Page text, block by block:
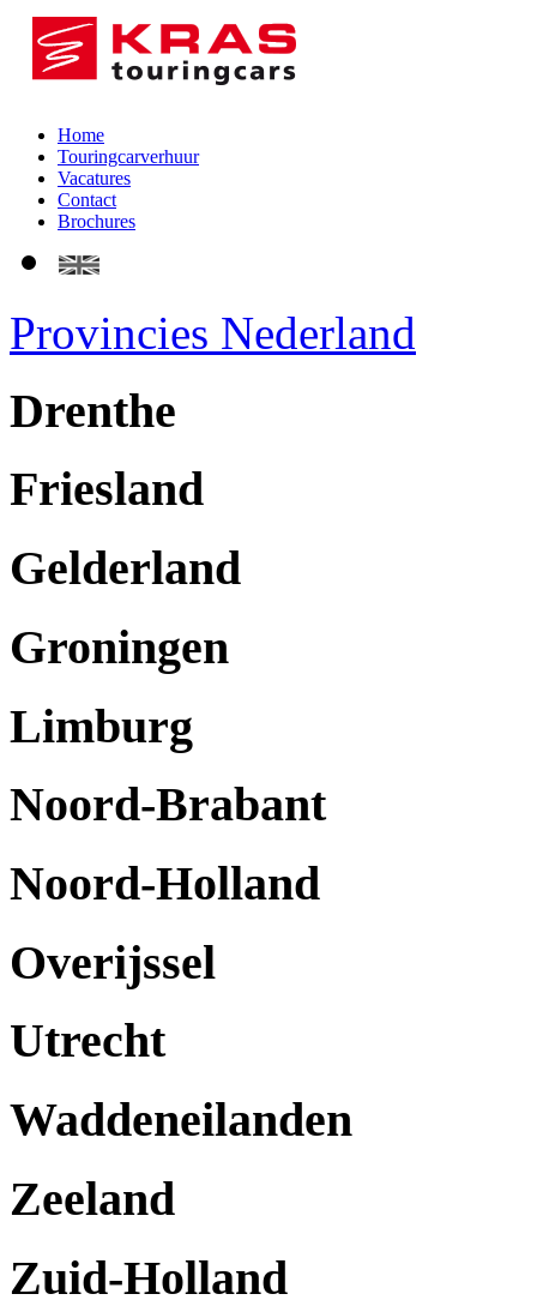
Home
Touringcarverhuur
Vacatures
Contact
Brochures
Provincies Nederland
Drenthe
Friesland
Gelderland
Groningen
Limburg
Noord-Brabant
Noord-Holland
Overijssel
Utrecht
Waddeneilanden
Zeeland
Zuid-Holland